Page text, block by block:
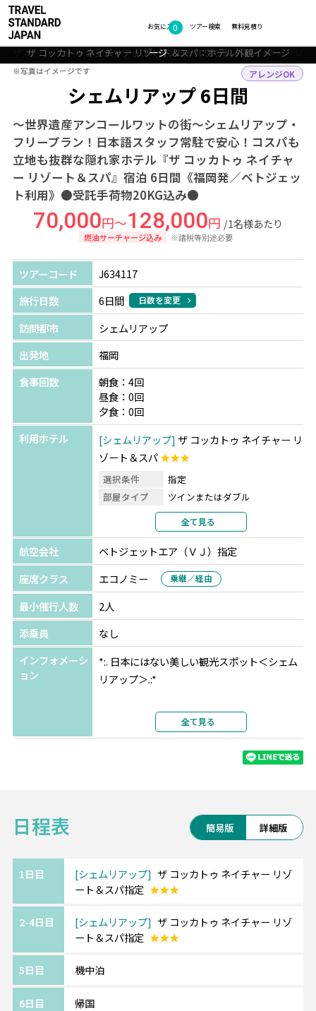
お気に入り
0 無料見積り
ツアー検索
アジア カンボジア シェムリアップ ツアー詳細
シェムリアップ 6日間
～世界遺産アンコールワットの街～シェムリアップ・
フリープラン！日本語スタッフ常駐で安心！コスパも
立地も抜群な隠れ家ホテル『ザ コッカトゥ ネイチャ
ー リゾート＆スパ』宿泊 6日間《福岡発／ベトジェッ
ト利用》●受託手荷物20KG込み●
アレンジOK
70,000円～128,000円 /1名様あたり
燃油サーチャージ込み ※諸税等別途必要
ザ コッカトゥ ネイチャー リゾート＆スパ：ホテルレストランイメージ
シェムリアップ：アンコールワット
ザ コッカトゥ ネイチャー リゾート＆スパ：ホテル外観イメージ
ザ コッカトゥ ネイチャー リゾート＆スパ：ホテル客室デラックスイメ
ージ
※写真はイメージです
※写真はイメージです
ツアーコード
J634117
旅行日数
6日間 日数を変更
訪問都市
シェムリアップ
出発地
福岡
食事回数
朝食：4回
昼食：0回
夕食：0回
利用ホテル
シェムリアップ ザ コッカトゥ ネイチャー リ
ゾート＆スパ★★★
選択条件
指定
部屋タイプ
ツインまたはダブル
2名1室利用
部屋カテゴリ
指定なし
全て見る
航空会社
ベトジェットエア（ＶＪ）指定
座席クラス
エコノミー 乗継／経由
最小催行人数
2人
添乗員
なし
インフォメーシ
ョン
*:. 日本にはない美しい観光スポット＜シェム
リアップ＞.:*
大自然に囲まれた素晴らしい遺跡群がある街
有名なアンコールワットは1992年に世界遺産
また、プノンバケン寺院は夕日が綺麗に見え
るスポットとして人気です。
【ザ コッカトゥ ネイチャー リゾート＆ス
ムリアップ】
評がある3つ星ホテル。
全て見る
日程表 簡易版 詳細版
1日目 シェムリアップ
ザ コッカトゥ ネイチャー リゾ
ート＆スパ指定 ★★★
2-4日目 シェムリアップ
ザ コッカトゥ ネイチャー リゾ
ート＆スパ指定 ★★★
5日目 機中泊
6日目 帰国